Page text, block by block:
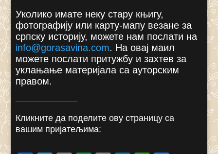
Уколико имате неку стару књигу,
фотографију или карту-мапу везане за
српску историју, можете нам послати на
info@gorasavina.com. На овај маил
можете послати притужбу и захтев за
уклањање материјала са ауторским
правом.
Кликните да поделите ову страницу са
вашим пријатељима: